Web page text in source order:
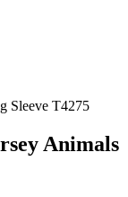
Sleeve T4275
Animals